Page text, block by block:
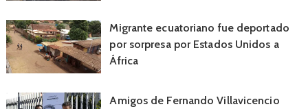
Migrante ecuatoriano fue deportado
por sorpresa por Estados Unidos a
África
Amigos de Fernando Villavicencio